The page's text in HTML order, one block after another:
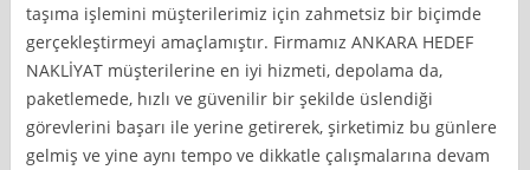
taşıma işlemini müşterilerimiz için zahmetsiz bir biçimde
gerçekleştirmeyi amaçlamıştır. Firmamız ANKARA HEDEF
NAKLİYAT müşterilerine en iyi hizmeti, depolama da,
paketlemede, hızlı ve güvenilir bir şekilde üslendiği
görevlerini başarı ile yerine getirerek, şirketimiz bu günlere
gelmiş ve yine aynı tempo ve dikkatle çalışmalarına devam